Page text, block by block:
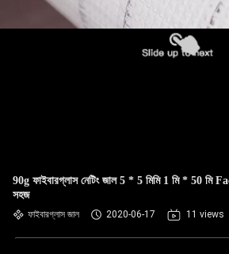
90g ফাইবারগ্লাস নেটিং জাল 5 * 5 মিমি 1 মি * 50 মি
সহজ
ফাইবারগ্লাস জাল 2020-06-17 11 views